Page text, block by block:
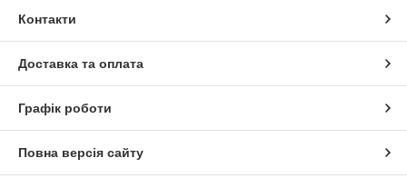
Контакти
Доставка та оплата
Графік роботи
Повна версія сайту